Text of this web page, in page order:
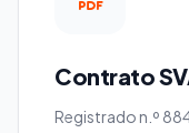
Contrato
Registrado n.º